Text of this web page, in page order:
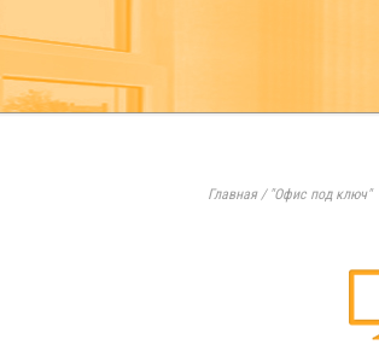
Главная/ "Офис под ключ"